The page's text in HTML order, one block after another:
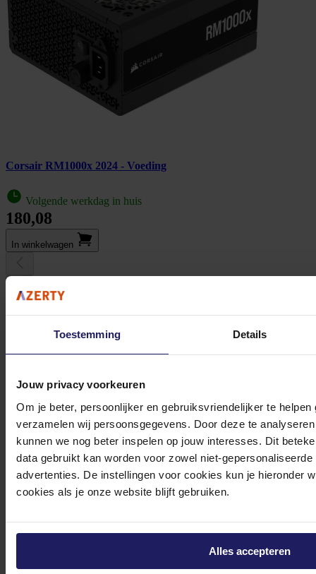
Toestemming Details
Jouw privacy voorkeuren
Om je beter, persoonlijker en gebruiksvriendelijker te
verzamelen wij persoonsgegevens. Door deze te
kunnen we nog beter inspelen op jouw interesses. Dit
data gebruikt kan worden voor zowel niet-
advertenties. De instellingen voor cookies kun je hieronder
cookies als je onze website blijft gebruiken.
Alles accepteren
Corsair RM1000x 2024 - Voeding
Volgende werkdag in huis
180,08
In winkel­wagen
Druk om carrousel over te slaan
Alternatieve producten